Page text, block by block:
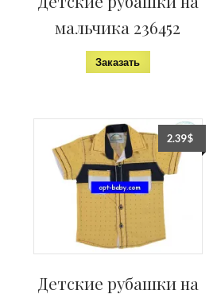
мальчика 236452
Заказать
Детские рубашки на
2.39$